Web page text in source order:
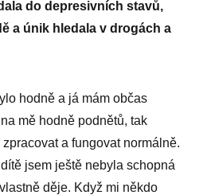
do depresivních stavů,
a únik hledala v drogách a
hodně a já mám občas
mě hodně podnětů, tak
a fungovat normálně.
jsem ještě nebyla schopná
děje. Když mi někdo